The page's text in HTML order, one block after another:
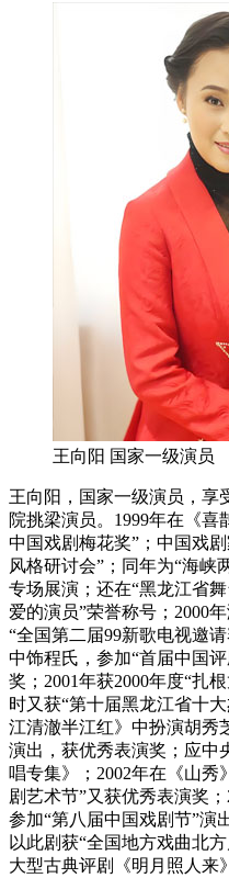
王向阳 国家一级演员
王向阳，国家一级演员，享
院挑梁演员。1999年在《喜
中国戏剧梅花奖”；中国戏
风格研讨会”；同年为“海峡
专场展演；还在“黑龙江省
爱的演员”荣誉称号；2000
“全国第二届99新歌电视邀
中饰程氏，参加“首届中国
奖；2001年获2000年度“扎
时又获“第十届黑龙江省十
江清澈半江红》中扮演胡秀
演出，获优秀表演奖；应中
唱专集》；2002年在《山秀
剧艺术节”又获优秀表演奖
参加“第八届中国戏剧节”演
以此剧获“全国地方戏曲北
大型古典评剧《明月照人来